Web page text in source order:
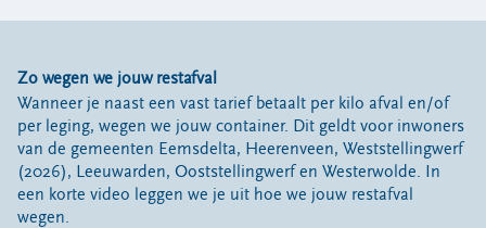
Zo wegen we jouw restafval
Wanneer je naast een vast tarief betaalt per kilo afval en/of
per leging, wegen we jouw container. Dit geldt voor inwoners
van de gemeenten Eemsdelta, Heerenveen, Weststellingwerf
(2026), Leeuwarden, Ooststellingwerf en Westerwolde. In
een korte video leggen we je uit hoe we jouw restafval
wegen.